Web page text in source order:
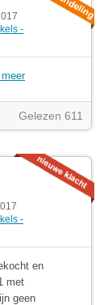
-
Gelezen 611
-
en
met
geen